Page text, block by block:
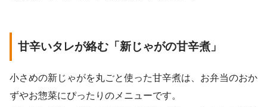
甘辛いタレが絡む「新じゃがの甘辛煮」
小さめの新じゃがを丸ごと使った甘辛煮は、お弁当のおか
ずやお惣菜にぴったりのメニューです。